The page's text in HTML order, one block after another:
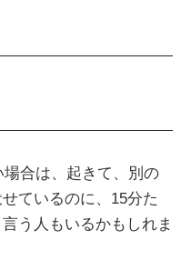
合は、起きて、別の
ているのに、15分た
う人もいるかもしれま